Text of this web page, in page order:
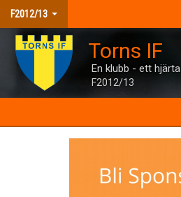
F2012/13
Torns IF
En klubb - ett hjärta
F2012/13